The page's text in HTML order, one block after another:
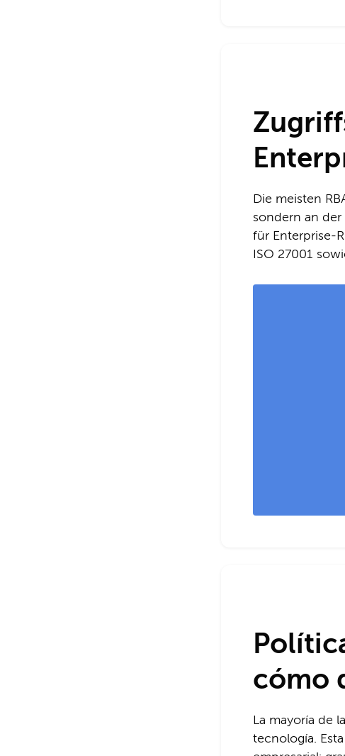
Die meisten
sondern an
für Enterprise-
ISO 27001
cómo
La mayoría de
tecnología.